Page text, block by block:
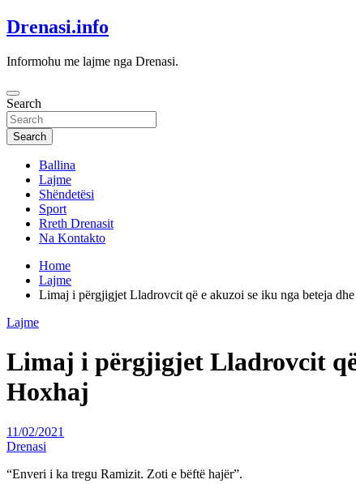
Skip
to
Drenasi.info
Informohu me lajme nga Drenasi.
Search
Search
Ballina
Lajme
Shëndetësi
Sport
Rreth Drenasit
Na Kontakto
Home
Lajme
Limaj i përgjigjet Lladrovcit që e akuzoi se iku nga beteja
Lajme
Limaj i përgjigjet Lladrovcit
Hoxhaj
11/02/2021
Drenasi
“Enveri i ka tregu Ramizit. Zoti e bëftë hajër”.